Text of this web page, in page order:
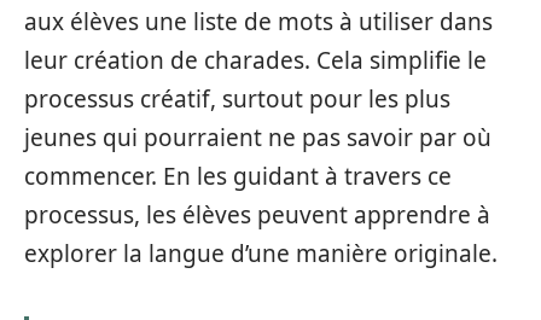
aux élèves une liste de mots à utiliser dans
leur création de charades. Cela simplifie le
processus créatif, surtout pour les plus
jeunes qui pourraient ne pas savoir par où
commencer. En les guidant à travers ce
processus, les élèves peuvent apprendre à
explorer la langue d’une manière originale.